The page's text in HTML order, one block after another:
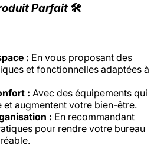
Parfait 🛠️
: En vous proposant des
et fonctionnelles adaptées à
: Avec des équipements qui
et augmentent votre bien-être.
: En recommandant
pour rendre votre bureau